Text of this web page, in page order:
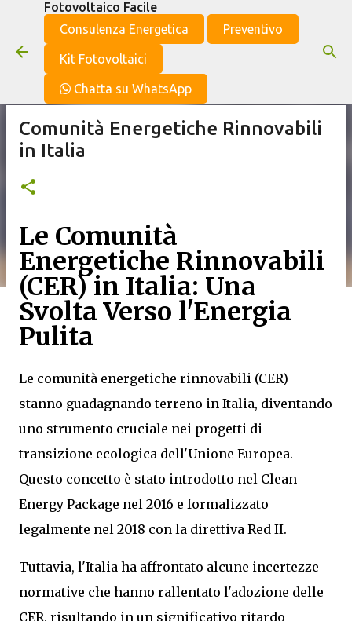
Passa ai contenuti principali
Fotovoltaico Facile
Consulenza Energetica
Preventivo
Kit Fotovoltaici
Chatta su WhatsApp
Comunità Energetiche Rinnovabili
in Italia
Le Comunità
Energetiche Rinnovabili
(CER) in Italia: Una
Svolta Verso l'Energia
Pulita
Le comunità energetiche rinnovabili (CER)
stanno guadagnando terreno in Italia, diventando
uno strumento cruciale nei progetti di
transizione ecologica dell'Unione Europea.
Questo concetto è stato introdotto nel Clean
Energy Package nel 2016 e formalizzato
legalmente nel 2018 con la direttiva Red II.
Tuttavia, l'Italia ha affrontato alcune incertezze
normative che hanno rallentato l'adozione delle
CER, risultando in un significativo ritardo